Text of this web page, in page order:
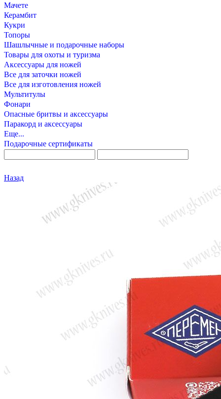
Мачете
Керамбит
Кукри
Топоры
Шашлычные и подарочные наборы
Товары для охоты и туризма
Аксессуары для ножей
Все для заточки ножей
Все для изготовления ножей
Мультитулы
Фонари
Опасные бритвы и аксессуары
Паракорд и аксессуары
Еще...
Подарочные сертификаты
Назад